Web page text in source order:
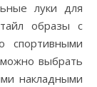
луки для
образы с
спортивными
выбрать
накладными